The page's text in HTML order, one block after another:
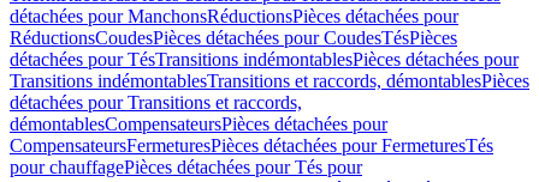
détachées pour ManchonsRéductionsPièces détachées pour
RéductionsCoudesPièces détachées pour CoudesTésPièces
détachées pour TésTransitions indémontablesPièces détachées pour
Transitions indémontablesTransitions et raccords, démontablesPièces
détachées pour Transitions et raccords,
démontablesCompensateursPièces détachées pour
CompensateursFermeturesPièces détachées pour FermeturesTés
pour chauffagePièces détachées pour Tés pour